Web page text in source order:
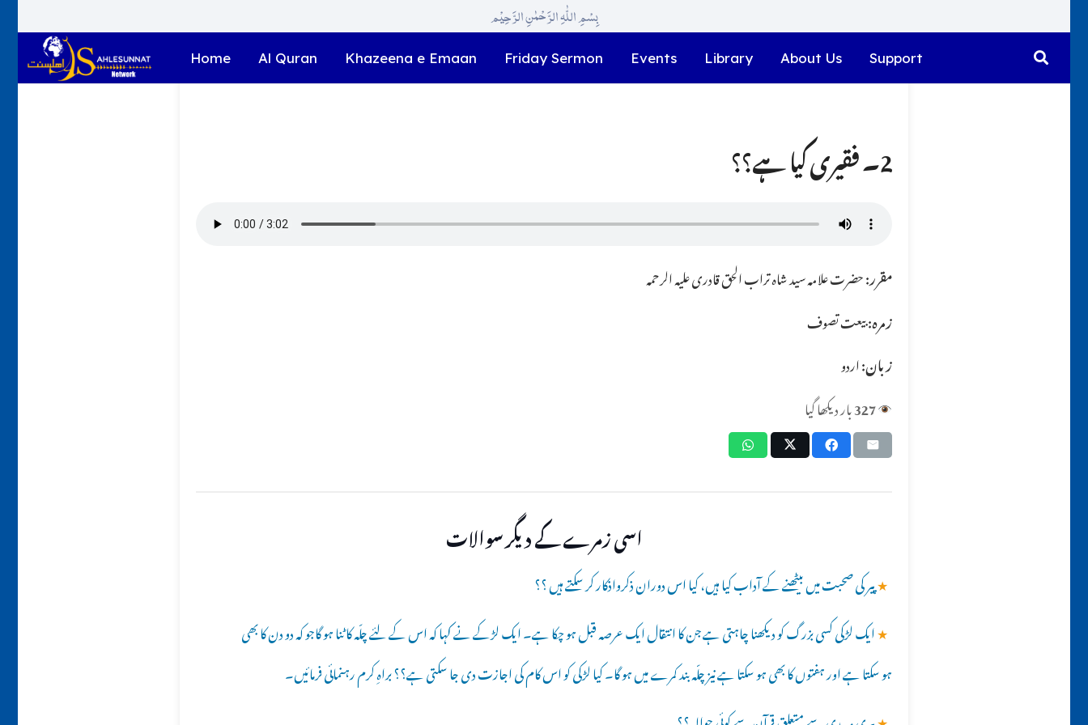
بِسْمِ اللّٰہِ الرَّحْمٰنِ الرَّحِیْم
Home Al Quran Khazeena e Emaan Friday Sermon Events Library About Us Support
2۔ فقیری کیا ہے؟؟
مقرر:حضرت علامہ سید شاہ تراب الحق قادری علیہ الرحمہ
زمرہ:بیعت تصوف
زبان:اردو
327بار دیکھا گیا
اسی زمرے کے دیگر سوالات
★پیر کی صحبت میں بیٹھنے کے آداب کیا ہیں، کیا اس دوران ذکرواذکار کر سکتے ہیں ؟؟
★ایک لڑکی کسی بزرگ کو دیکھنا چاہتی ہے جن کا انتقال ایک عرصہ قبل ہو چکا ہے۔ ایک لڑکے نے کہا کہ اس کے لئے چلّہ کاٹنا ہو گاجو کہ دو دن کا بھی
ہو سکتا ہے اور ہفتوں کا بھی ہو سکتا ہے نیز چلّہ بند کمرے میں ہو گا۔ کیا لڑکی کو اس کام کی اجازت دی جا سکتی ہے؟؟ براہِ کرم رہنمائی فرمائیں۔